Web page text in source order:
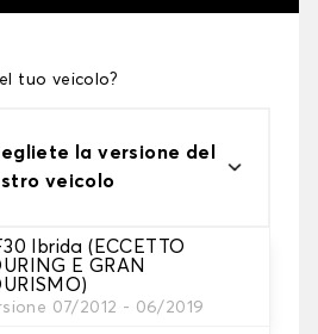
tuo veicolo?
la versione del
veicolo
Ibrida (ECCETTO
E GRAN
07/2012 - 06/2019
adatte alle tue necessità